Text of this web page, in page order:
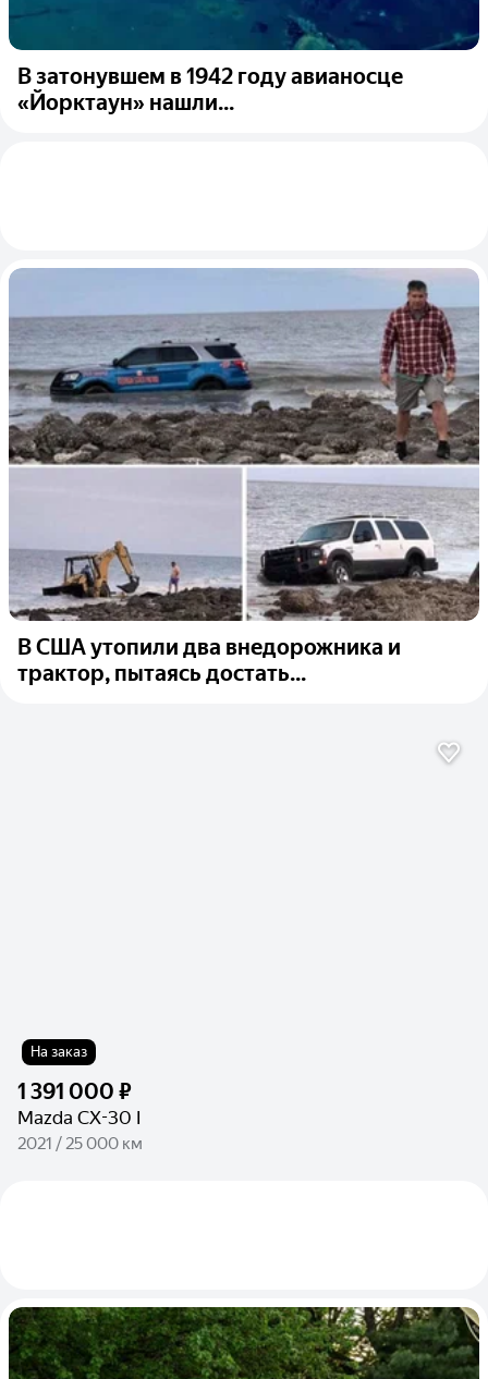
В затонувшем в 1942 году авианосце
‎«Йорктаун» нашли...
В США утопили два внедорожника и
трактор, пытаясь достать...
На заказ
1 391 000 ₽
Mazda CX-30 I
2021 / 25 000 км